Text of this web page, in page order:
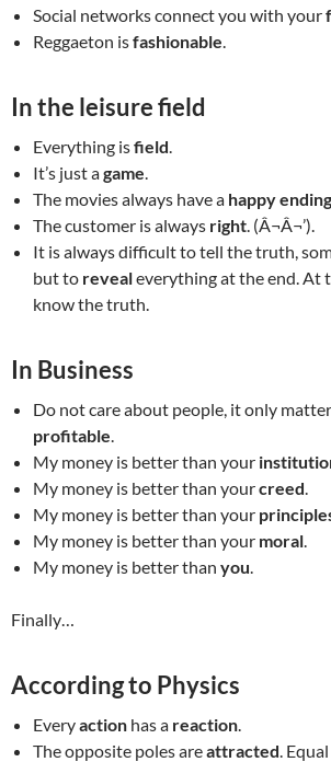
Social networks connect you with your
Reggaeton isfashionable.
In the leisure field
Everything isfield.
It’s just agame.
The movies always have a happy ending
The customer is always right. (Â¬Â¬’).
It is always difficult to tell the truth,
but to revealeverything at the end. At
know the truth.
In Business
Do not care about people, it only
profitable.
My money is better than your
My money is better than yourcreed.
My money is better than your
My money is better than your moral.
My money is better than you.
Finally…
According to Physics
Everyaction has a reaction.
The opposite poles areattracted.